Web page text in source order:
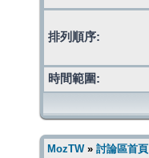
排列順序:
時間範圍:
MozTW» 討論區首頁